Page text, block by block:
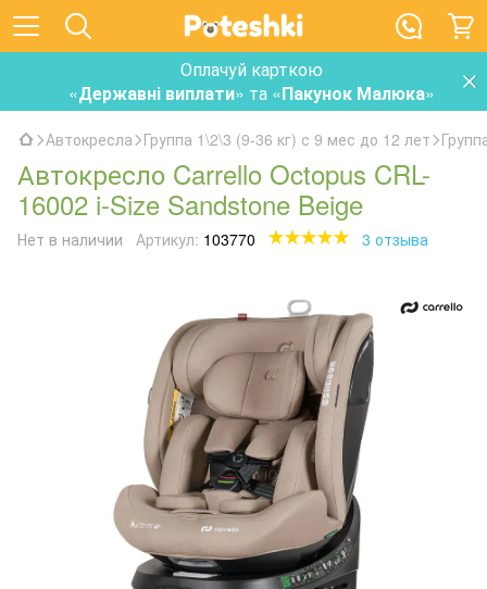
Оплачуй карткою
«Державні виплати» та «Пакунок Малюка»
Автокресла Группа 1\2\3 (9-36 кг) с 9 мес до 12 лет
Автокресло Carrello Octopus CRL-
16002 i-Size Sandstone Beige
Нет в наличии Артикул: 103770 3 отзыва